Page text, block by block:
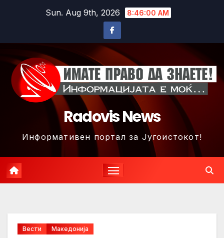
Sun. Aug 9th, 2026 8:46:03 AM
Radovis News
Информативен портал за Југоистокот!
Вести Македонија